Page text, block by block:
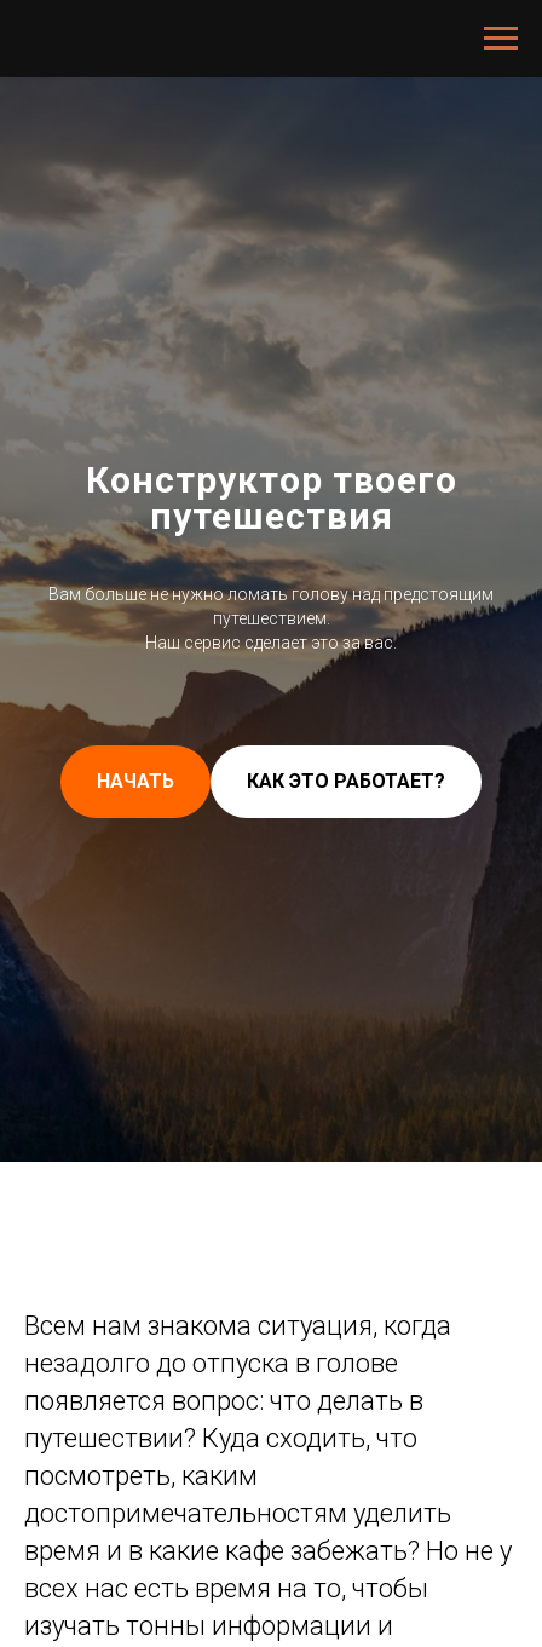
Конструктор твоего
путешествия
Вам больше не нужно ломать голову над предстоящим
путешествием.
Наш сервис сделает это за вас.
НАЧАТЬ КАК ЭТО РАБОТАЕТ?
Всем нам знакома ситуация, когда
незадолго до отпуска в голове
появляется вопрос: что делать в
путешествии? Куда сходить, что
посмотреть, каким
достопримечательностям уделить
время и в какие кафе забежать? Но не у
всех нас есть время на то, чтобы
изучать тонны информации и